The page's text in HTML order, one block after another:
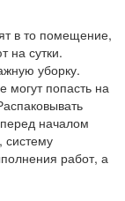
в то помещение,
на сутки.
уборку.
могут попасть на
началом
систему
работ, а